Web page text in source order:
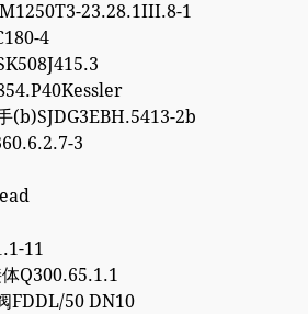
23.28.1III.8-1
4
(b)SJDG3EBH.5413-2b
3
11
Q300.65.1.1
FDDL/50 DN10